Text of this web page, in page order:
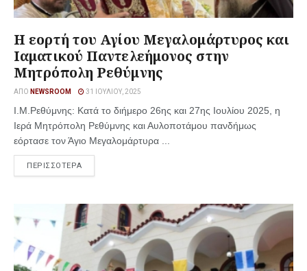
Η εορτή του Αγίου Μεγαλομάρτυρος και
Ιαματικού Παντελεήμονος στην
Μητρόπολη Ρεθύμνης
ΑΠΌ NEWSROOM 31 ΙΟΥΛΊΟΥ, 2025
Ι.M.Ρεθύμνης: Κατά το διήμερο 26ης και 27ης Ιουλίου 2025, η
Ιερά Μητρόπολη Ρεθύμνης και Αυλοποτάμου πανδήμως
εόρτασε τον Άγιο Μεγαλομάρτυρα ...
ΠΕΡΙΣΣΟΤΕΡΑ